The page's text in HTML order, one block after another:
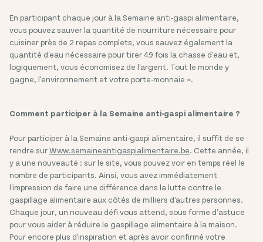
En participant chaque jour à la Semaine anti-gaspi alimentaire,
vous pouvez sauver la quantité de nourriture nécessaire pour
cuisiner près de 2 repas complets, vous sauvez également la
quantité d'eau nécessaire pour tirer 49 fois la chasse d'eau et,
logiquement, vous économisez de l'argent. Tout le monde y
gagne, l'environnement et votre porte-monnaie ».
Comment participer à la Semaine anti-gaspi alimentaire ?
Pour participer à la Semaine anti-gaspi alimentaire, il suffit de se
rendre surWww.semaineantigaspialimentaire.be. Cette année, il
y a une nouveauté : sur le site, vous pouvez voir en temps réel le
nombre de participants. Ainsi, vous avez immédiatement
l'impression de faire une différence dans la lutte contre le
gaspillage alimentaire aux côtés de milliers d'autres personnes.
Chaque jour, un nouveau défi vous attend, sous forme d’astuce
pour vous aider à réduire le gaspillage alimentaire à la maison.
Pour encore plus d'inspiration et après avoir confirmé votre